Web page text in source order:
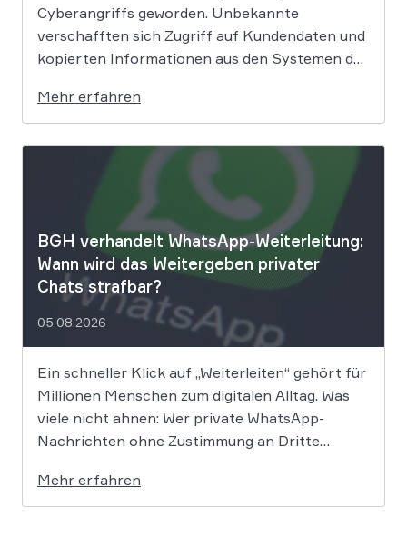
Cyberangriffs geworden. Unbekannte
verschafften sich Zugriff auf Kundendaten und
kopierten Informationen aus den Systemen des
für Betroffene hat, ist derzeit noch nicht
vollständig absehbar. Der Mobilitätsanbieter
Ryde hat seine Kunden über einen
Sicherheitsvorfall informiert. Nach Angaben
Mehr erfahren
BGH verhandelt WhatsApp-Weiterleitung:
Wann wird das Weitergeben privater
Chats strafbar?
05.08.2026
Ein schneller Klick auf „Weiterleiten“ gehört für
Millionen Menschen zum digitalen Alltag. Was
viele nicht ahnen: Wer private WhatsApp-
Nachrichten ohne Zustimmung an Dritte
dünnem Eis. Der Bundesgerichtshof befasst
sich derzeit mit der Frage, ob eine solche
Mehr erfahren